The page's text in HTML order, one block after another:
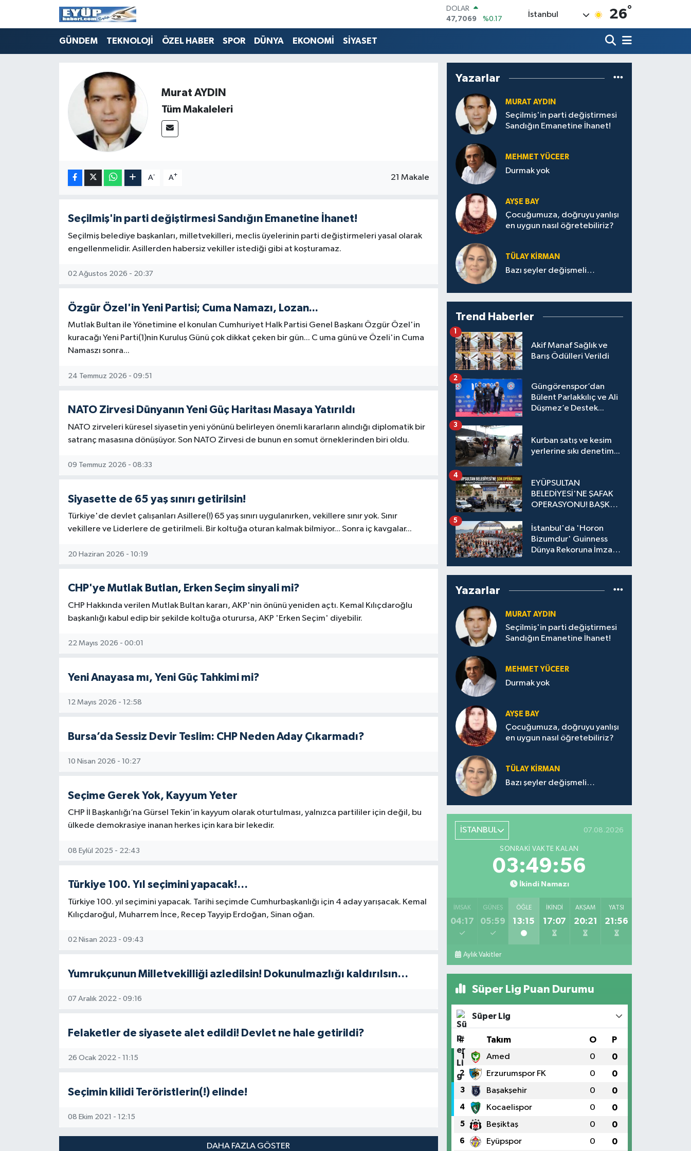
DOLAR
47,7069
%0.17
EURO
6574.81
%1.44
13.887
%64
BITCOIN
64.360,53
%-0.76
İstanbul 26°
GÜNDEM TEKNOLOJİ ÖZEL HABER SPOR DÜNYA EKONOMİ SİYASET
Murat AYDIN
Tüm Makaleleri
A- A+ 21 Makale
Seçilmiş'in parti değiştirmesi Sandığın Emanetine İhanet!
Seçilmiş belediye başkanları, milletvekilleri, meclis üyelerinin parti değiştirmeleri yasal olarak
engellenmelidir. Asillerden habersiz vekiller istediği gibi at koşturamaz.
02 Ağustos 2026 - 20:37
Özgür Özel'in Yeni Partisi; Cuma Namazı, Lozan...
Mutlak Bultan ile Yönetimine el konulan Cumhuriyet Halk Partisi Genel Başkanı Özgür Özel'in
kuracağı Yeni Parti(1)nin Kuruluş Günü çok dikkat çeken bir gün... C uma günü ve Özeli'in Cuma
Namaszı sonra...
24 Temmuz 2026 - 09:51
NATO Zirvesi Dünyanın Yeni Güç Haritası Masaya Yatırıldı
NATO zirveleri küresel siyasetin yeni yönünü belirleyen önemli kararların alındığı diplomatik bir
satranç masasına dönüşüyor. Son NATO Zirvesi de bunun en somut örneklerinden biri oldu.
09 Temmuz 2026 - 08:33
Siyasette de 65 yaş sınırı getirilsin!
Türkiye'de devlet çalışanları Asillere(!) 65 yaş sınırı uygulanırken, vekillere sınır yok. Sınır
vekillere ve Liderlere de getirilmeli. Bir koltuğa oturan kalmak bilmiyor... Sonra iç kavgalar...
20 Haziran 2026 - 10:19
CHP'ye Mutlak Butlan, Erken Seçim sinyali mi?
CHP Hakkında verilen Mutlak Bultan kararı, AKP'nin önünü yeniden açtı. Kemal Kılıçdaroğlu
başkanlığı kabul edip bir şekilde koltuğa oturursa, AKP 'Erken Seçim' diyebilir.
22 Mayıs 2026 - 00:01
Yeni Anayasa mı, Yeni Güç Tahkimi mi?
12 Mayıs 2026 - 12:58
Bursa’da Sessiz Devir Teslim: CHP Neden Aday Çıkarmadı?
10 Nisan 2026 - 10:27
Seçime Gerek Yok, Kayyum Yeter
CHP İl Başkanlığı’na Gürsel Tekin’in kayyum olarak oturtulması, yalnızca partililer için değil, bu
ülkede demokrasiye inanan herkes için kara bir lekedir.
08 Eylül 2025 - 22:43
Türkiye 100. Yıl seçimini yapacak!…
Türkiye 100. yıl seçimini yapacak. Tarihi seçimde Cumhurbaşkanlığı için 4 aday yarışacak. Kemal
Kılıçdaroğul, Muharrem İnce, Recep Tayyip Erdoğan, Sinan oğan.
02 Nisan 2023 - 09:43
Yumrukçunun Milletvekilliği azledilsin! Dokunulmazlığı kaldırılsın…
07 Aralık 2022 - 09:16
Felaketler de siyasete alet edildi! Devlet ne hale getirildi?
26 Ocak 2022 - 11:15
Seçimin kilidi Teröristlerin(!) elinde!
08 Ekim 2021 - 12:15
DAHA FAZLA GÖSTER
Yazarlar
MURAT AYDIN
Seçilmiş'in parti değiştirmesi
Sandığın Emanetine İhanet!
MEHMET YÜCEER
Durmak yok
AYŞE BAY
Çocuğumuza, doğruyu yanlışı
en uygun nasıl öğretebiliriz?
TÜLAY KİRMAN
Bazı şeyler değişmeli…
Trend Haberler
Akif Manaf Sağlık ve
Barış Ödülleri Verildi
1
Güngörenspor’dan
Bülent Parlakkılıç ve Ali
Düşmez’e Destek...
2
Kurban satış ve kesim
yerlerine sıkı denetim...
3
EYÜPSULTAN
BELEDİYESİ'NE ŞAFAK
OPERASYONU! BAŞKAN
KALEM MÜDÜRÜ
GÖZALTINDA
4
İstanbul'da 'Horon
Bizumdur' Guinness
Dünya Rekoruna İmza
5
Yazarlar
MURAT AYDIN
Seçilmiş'in parti değiştirmesi
Sandığın Emanetine İhanet!
MEHMET YÜCEER
Durmak yok
AYŞE BAY
Çocuğumuza, doğruyu yanlışı
en uygun nasıl öğretebiliriz?
TÜLAY KİRMAN
Bazı şeyler değişmeli…
İSTANBUL 07.08.2026
SONRAKI VAKTE KALAN
03:49:56
İkindi Namazı
İMSAK
04:17
GÜNEŞ
05:59
ÖĞLE
13:15
İKINDI
17:07
AKŞAM
20:21
YATSI
21:56
Aylık Vakitler
Süper Lig Puan Durumu
Süper Lig
# Takım O P
1 Amed 0 0
2 Erzurumspor FK 0 0
3 Başakşehir 0 0
4 Kocaelispor 0 0
5 Beşiktaş 0 0
6 Eyüpspor 0 0